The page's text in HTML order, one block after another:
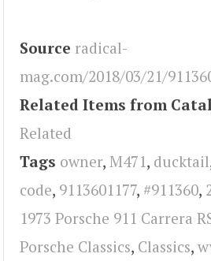
Source radical-
mag.com/2018/03/21/
Related Items from
Related
Tags owner, M471, ducktail
code, 9113601177, #911360,
1973 Porsche 911 Carrera
Porsche Classics, Classics,